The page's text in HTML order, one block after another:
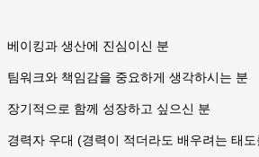
베이킹과 생산에 진심이신 분
팀워크와 책임감을 중요하게 생각하시는 분
장기적으로 함께 성장하고 싶으신 분
경력자 우대 (경력이 적더라도 배우려는 태